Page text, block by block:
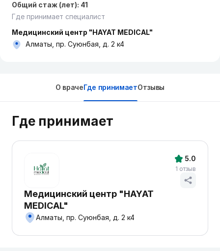
Общий стаж (лет): 41
Где принимает специалист
Медицинский центр "HAYAT MEDICAL"
Алматы, пр. Суюнбая, д. 2 к4
О врачеГде принимаетОтзывы
Где принимает
Медицинский центр "HAYAT
MEDICAL"
Алматы, пр. Суюнбая, д. 2 к4
5.0
1 отзыв